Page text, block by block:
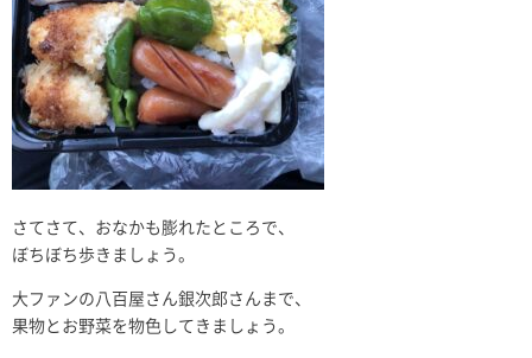
さてさて、おなかも膨れたところで、
ぼちぼち歩きましょう。
大ファンの八百屋さん銀次郎さんまで、
果物とお野菜を物色してきましょう。